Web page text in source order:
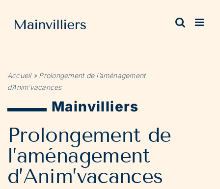
contenu
Accueil» Prolongement de l’aménagement
d’Anim’vacances
Mainvilliers
Prolongement de
l’aménagement
d’Anim’vacances